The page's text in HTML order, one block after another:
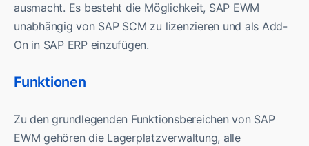
ausmacht. Es besteht die Möglichkeit, SAP EWM
unabhängig von SAP SCM zu lizenzieren und als Add-
On in SAP ERP einzufügen.
Funktionen
Zu den grundlegenden Funktionsbereichen von SAP
EWM gehören die Lagerplatzverwaltung, alle